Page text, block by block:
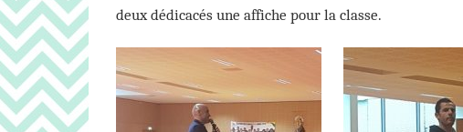
deux dédicacés une affiche pour la classe.